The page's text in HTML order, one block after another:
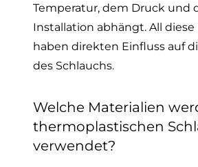
Temperatur, dem Druck und
Installation abhängt. All diese
haben direkten Einfluss auf
des Schlauchs.
Welche Materialien
thermoplastischen
verwendet?